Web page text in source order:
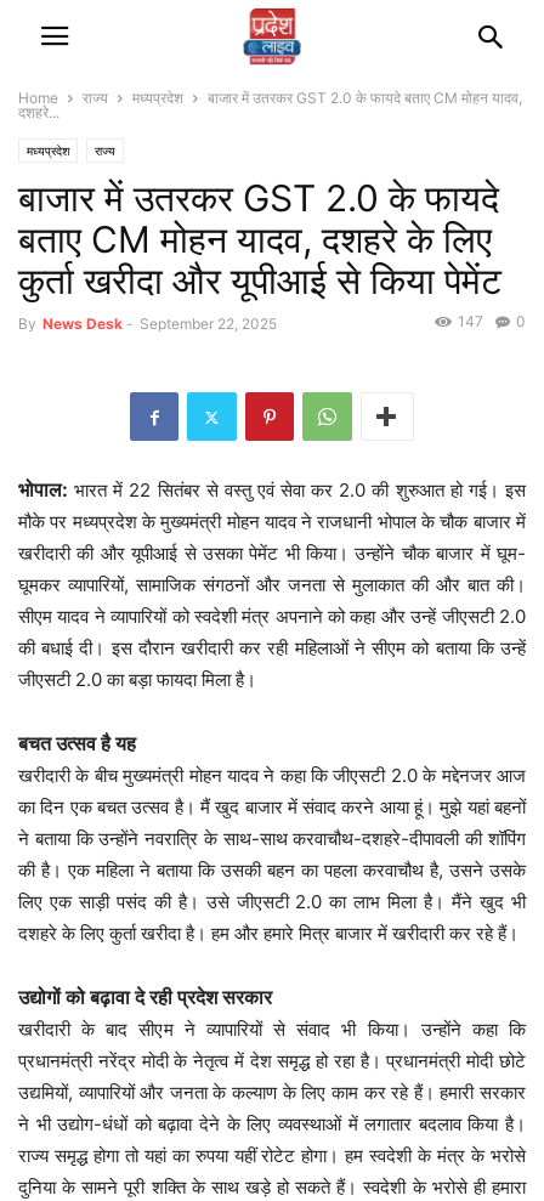
Home राज्‍य मध्यप्रदेश
बाजार में उतरकर GST 2.0 के फायदे बताए CM मोहन यादव,
दशहरे...
मध्यप्रदेश राज्‍य
बाजार में उतरकर GST 2.0 के फायदे
बताए CM मोहन यादव, दशहरे के लिए
कुर्ता खरीदा और यूपीआई से किया पेमेंट
By News Desk - September 22, 2025 0
147
भोपाल:भारत में 22 सितंबर से वस्तु एवं सेवा कर 2.0 की शुरुआत हो गई। इस
मौके पर मध्यप्रदेश के मुख्यमंत्री मोहन यादव ने राजधानी भोपाल के चौक बाजार में
खरीदारी की और यूपीआई से उसका पेमेंट भी किया। उन्होंने चौक बाजार में घूम-
घूमकर व्यापारियों, सामाजिक संगठनों और जनता से मुलाकात की और बात की।
सीएम यादव ने व्यापारियों को स्वदेशी मंत्र अपनाने को कहा और उन्हें जीएसटी 2.0
की बधाई दी। इस दौरान खरीदारी कर रही महिलाओं ने सीएम को बताया कि उन्हें
जीएसटी 2.0 का बड़ा फायदा मिला है।
बचत उत्सव है यह
खरीदारी के बीच मुख्यमंत्री मोहन यादव ने कहा कि जीएसटी 2.0 के मद्देनजर आज
का दिन एक बचत उत्सव है। मैं खुद बाजार में संवाद करने आया हूं। मुझे यहां बहनों
ने बताया कि उन्होंने नवरात्रि के साथ-साथ करवाचौथ-दशहरे-दीपावली की शॉपिंग
की है। एक महिला ने बताया कि उसकी बहन का पहला करवाचौथ है, उसने उसके
लिए एक साड़ी पसंद की है। उसे जीएसटी 2.0 का लाभ मिला है। मैंने खुद भी
दशहरे के लिए कुर्ता खरीदा है। हम और हमारे मित्र बाजार में खरीदारी कर रहे हैं।
उद्योगों को बढ़ावा दे रही प्रदेश सरकार
खरीदारी के बाद सीएम ने व्यापारियों से संवाद भी किया। उन्होंने कहा कि
प्रधानमंत्री नरेंद्र मोदी के नेतृत्व में देश समृद्ध हो रहा है। प्रधानमंत्री मोदी छोटे
उद्यमियों, व्यापारियों और जनता के कल्याण के लिए काम कर रहे हैं। हमारी सरकार
ने भी उद्योग-धंधों को बढ़ावा देने के लिए व्यवस्थाओं में लगातार बदलाव किया है।
राज्य समृद्ध होगा तो यहां का रुपया यहीं रोटेट होगा। हम स्वदेशी के मंत्र के भरोसे
दुनिया के सामने पूरी शक्ति के साथ खड़े हो सकते हैं। स्वदेशी के भरोसे ही हमारा